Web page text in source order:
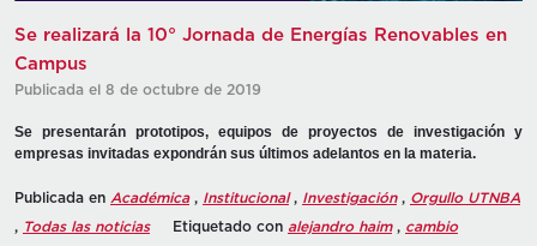
Se realizará la 10° Jornada de Energías Renovables en
Campus
Publicada el 8 de octubre de 2019
Se presentarán prototipos, equipos de proyectos de investigación y
empresas invitadas expondrán sus últimos adelantos en la materia.
Publicada en Académica, Institucional, Investigación, Orgullo UTNBA
, Todas las noticias Etiquetado con alejandro haim, cambio